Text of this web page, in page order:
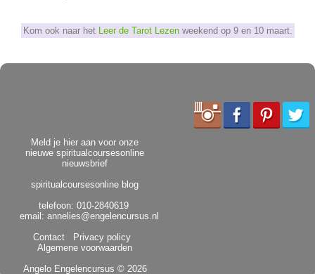
Kom ook naar het Leer de Tarot Lezenweekend op 9 en 10 maart.
Meld je hier aan voor onze
nieuwe spiritualcoursesonline
nieuwsbrief
spiritualcoursesonline blog
telefoon: 010-2840619
email: annelies@engelencursus.nl
Contact
Privacy policy
Algemene voorwaarden
Angelo Engelencursus © 2026